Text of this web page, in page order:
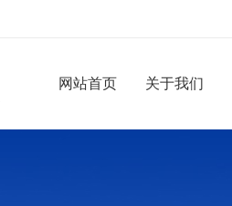
网站首页 关于我们